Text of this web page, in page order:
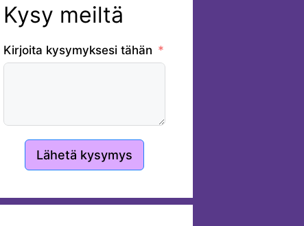
Kysy meiltä
Kirjoita kysymyksesi tähän
Lähetä kysymys